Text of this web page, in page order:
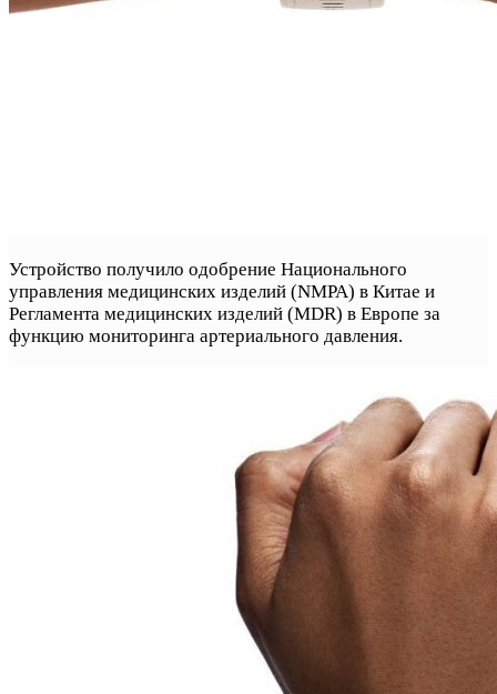
Устройство получило одобрение Национального
управления медицинских изделий (NMPA) в Китае и
Регламента медицинских изделий (MDR) в Европе за
функцию мониторинга артериального давления.